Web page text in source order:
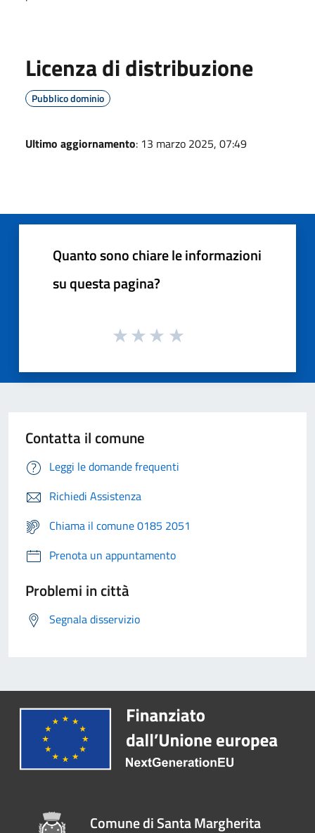
Licenza di distribuzione
Pubblico dominio
Ultimo aggiornamento: 13 marzo 2025, 07:49
Quanto sono chiare le informazioni
su questa pagina?
Contatta il comune
Leggi le domande frequenti
Richiedi Assistenza
Chiama il comune 0185 2051
Prenota un appuntamento
Problemi in città
Segnala disservizio
Comune di Santa Margherita